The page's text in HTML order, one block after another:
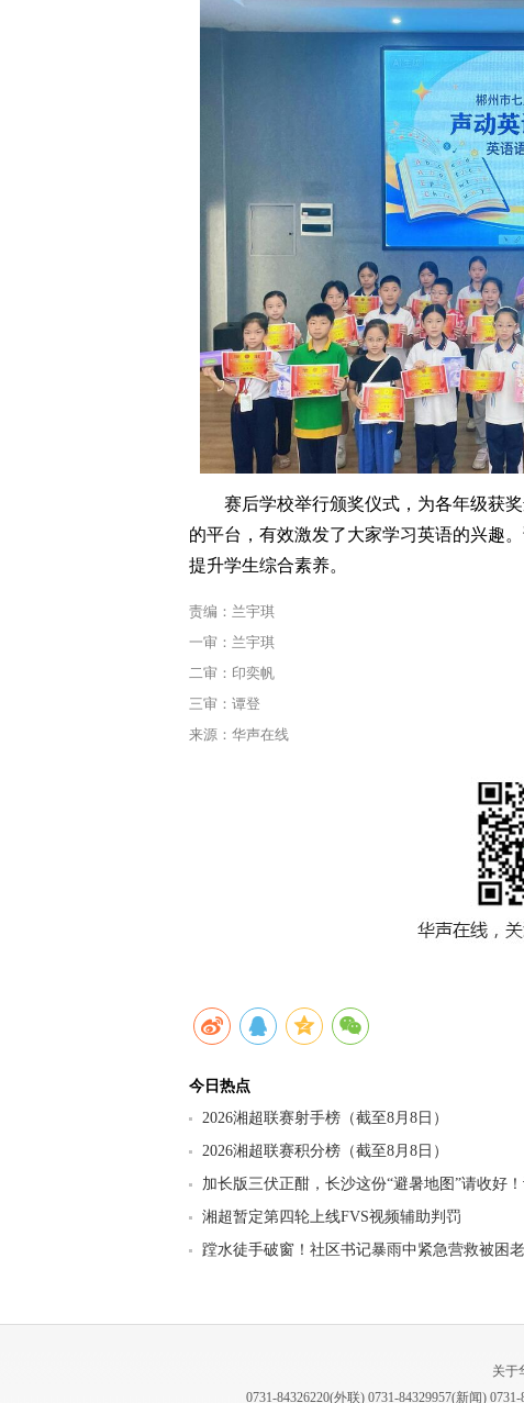
赛后学校举行颁奖仪式，为各年级获
的平台，有效激发了大家学习英语的兴趣
提升学生综合素养。
责编：兰宇琪
一审：兰宇琪
二审：印奕帆
三审：谭登
来源：华声在线
今日热点
2026湘超联赛射手榜（截至8月8日）
2026湘超联赛积分榜（截至8月8日）
加长版三伏正酣，长沙这份“避暑地图”请收好
九区县（市）清凉坐标
湘超暂定第四轮上线FVS视频辅助判罚
蹚水徒手破窗！社区书记暴雨中紧急营救被困
关于
0731-84326220(外联) 0731-84329957(新闻)